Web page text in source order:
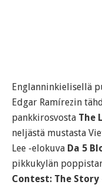
Englanninkielisellä
Edgar Ramírezin
pankkirosvosta The
neljästä mustasta
Lee -elokuva Da 5
pikkukylän
Contest: The Story